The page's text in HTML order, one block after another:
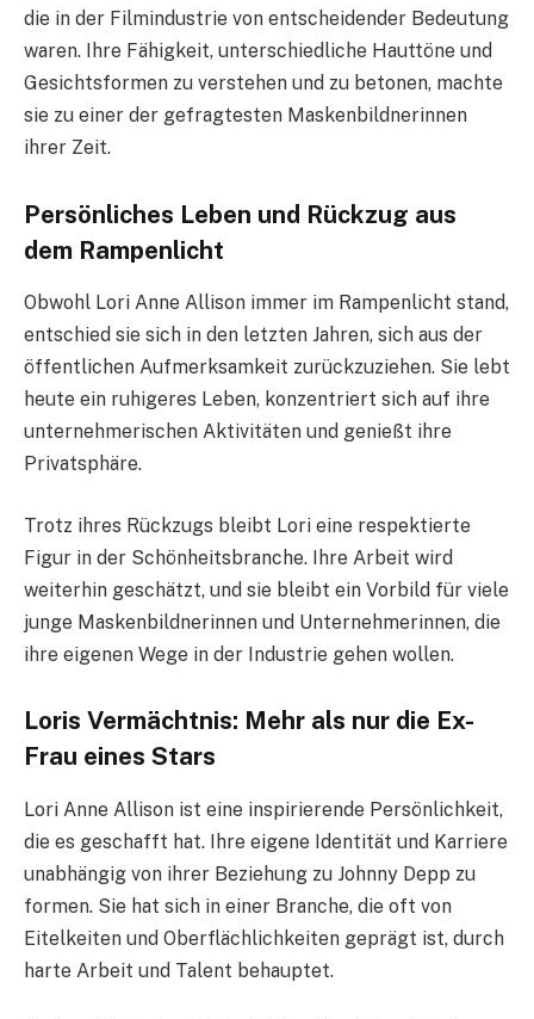
die in der Filmindustrie von entscheidender Bedeutung
waren. Ihre Fähigkeit, unterschiedliche Hauttöne und
Gesichtsformen zu verstehen und zu betonen, machte
sie zu einer der gefragtesten Maskenbildnerinnen
ihrer Zeit.
Persönliches Leben und Rückzug aus
dem Rampenlicht
Obwohl Lori Anne Allison immer im Rampenlicht stand,
entschied sie sich in den letzten Jahren, sich aus der
öffentlichen Aufmerksamkeit zurückzuziehen. Sie lebt
heute ein ruhigeres Leben, konzentriert sich auf ihre
unternehmerischen Aktivitäten und genießt ihre
Privatsphäre.
Trotz ihres Rückzugs bleibt Lori eine respektierte
Figur in der Schönheitsbranche. Ihre Arbeit wird
weiterhin geschätzt, und sie bleibt ein Vorbild für viele
junge Maskenbildnerinnen und Unternehmerinnen, die
ihre eigenen Wege in der Industrie gehen wollen.
Loris Vermächtnis: Mehr als nur die Ex-
Frau eines Stars
Lori Anne Allison ist eine inspirierende Persönlichkeit,
die es geschafft hat. Ihre eigene Identität und Karriere
unabhängig von ihrer Beziehung zu Johnny Depp zu
formen. Sie hat sich in einer Branche, die oft von
Eitelkeiten und Oberflächlichkeiten geprägt ist, durch
harte Arbeit und Talent behauptet.